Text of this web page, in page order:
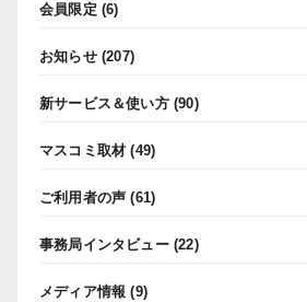
会員限定 (6)
お知らせ(207)
新サービス＆使い方(90)
マスコミ取材 (49)
ご利用者の声 (61)
事務局インタビュー(22)
メディア情報 (9)